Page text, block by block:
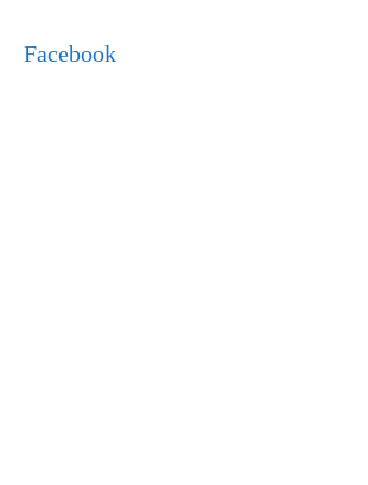
Facebook